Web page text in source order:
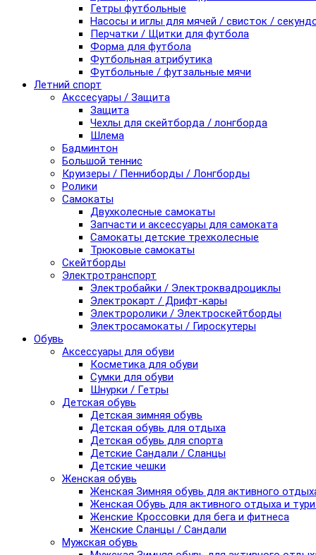
Гетры футбольные
Насосы и иглы для мячей / свисток /
Перчатки / Щитки для футбола
Форма для футбола
Футбольная атрибутика
Футбольные / футзальные мячи
Летний спорт
Акссесуары / Защита
Защита
Чехлы для скейтборда / лонгборда
Шлема
Бадминтон
Большой теннис
Круизеры / Пенниборды / Лонгборды
Ролики
Самокаты
Двухколесные самокаты
Запчасти и аксессуары для самоката
Самокаты детские трехколесные
Трюковые самокаты
Скейтборды
Электротранспорт
Электробайки / Электроквадроциклы
Электрокарт / Дрифт-кары
Электроролики / Электроскейтборды
Электросамокаты / Гироскутеры
Обувь
Аксессуары для обуви
Косметика для обуви
Сумки для обуви
Шнурки / Гетры
Детская обувь
Детская зимняя обувь
Детская обувь для отдыха
Детская обувь для спорта
Детские Сандали / Сланцы
Детские чешки
Женская обувь
Женская Зимняя обувь для активного
Женская Обувь для активного отдыха и
Женские Кроссовки для бега и фитнеса
Женские Сланцы / Сандали
Мужская обувь